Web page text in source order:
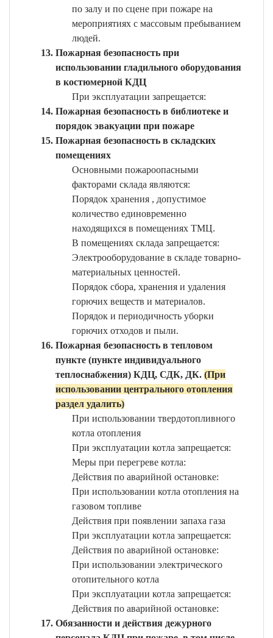
по залу и по сцене при пожаре на
мероприятиях с массовым пребыванием
людей.
Пожарная безопасность при
использовании гладильного оборудования
в костюмерной КДЦ
При эксплуатации запрещается:
Пожарная безопасность в библиотеке и
порядок эвакуации при пожаре
Пожарная безопасность в складских
помещениях
Основными пожароопасными
факторами склада являются:
Порядок хранения , допустимое
количество единовременно
находящихся в помещениях ТМЦ.
В помещениях склада запрещается:
Электрооборудование в складе товарно-
материальных ценностей.
Порядок сбора, хранения и удаления
горючих веществ и материалов.
Порядок и периодичность уборки
горючих отходов и пыли.
Пожарная безопасность в тепловом
пункте (пункте индивидуального
теплоснабжения) КДЦ, СДК, ДК. (При
использовании центрального отопления
раздел удалить)
При использовании твердотопливного
котла отопления
При эксплуатации котла запрещается:
Меры при перегреве котла:
Действия по аварийной остановке:
При использовании котла отопления на
газовом топливе
Действия при появлении запаха газа
При эксплуатации котла запрещается:
Действия по аварийной остановке:
При использовании электрического
отопительного котла
При эксплуатации котла запрещается:
Действия по аварийной остановке:
Обязанности и действия дежурного